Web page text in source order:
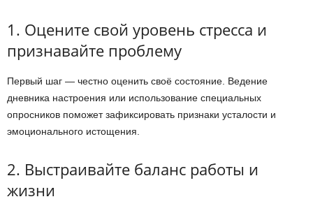
1. Оцените свой уровень стресса и
признавайте проблему
Первый шаг — честно оценить своё состояние. Ведение
дневника настроения или использование специальных
опросников поможет зафиксировать признаки усталости и
эмоционального истощения.
2. Выстраивайте баланс работы и
жизни